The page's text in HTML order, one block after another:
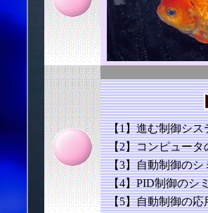
【1】進む制御シス
【2】コンピュータ
【3】自動制御のシ
【4】PID制御のシ
【5】自動制御の応